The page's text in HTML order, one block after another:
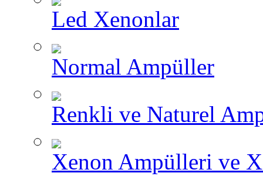
Led Xenonlar
Normal Ampüller
Renkli ve Naturel
Xenon Ampülleri ve